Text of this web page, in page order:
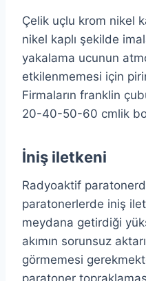
Çelik uçlu krom nikel
nikel kaplı şekilde
yakalama ucunun
etkilenmemesi için
Firmaların franklin
20-40-50-60 cmlik
İniş iletkeni
Radyoaktif
paratonerlerde iniş
meydana getirdiği
akımın sorunsuz
görmemesi
paratoner